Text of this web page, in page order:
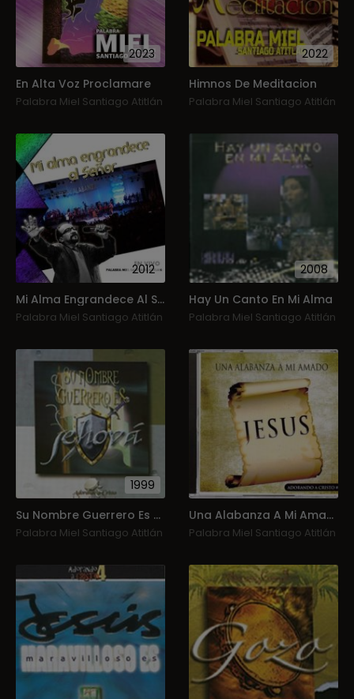
2023
En Alta Voz Proclamare
Palabra Miel Santiago Atitlán
2022
Himnos De Meditacion
Palabra Miel Santiago Atitlán
2012
Mi Alma Engrandece Al Señor (En Vivo)
Palabra Miel Santiago Atitlán
2008
Hay Un Canto En Mi Alma
Palabra Miel Santiago Atitlán
1999
Su Nombre Guerrero Es Jehová
Palabra Miel Santiago Atitlán
Una Alabanza A Mi Amado Jesus
Palabra Miel Santiago Atitlán